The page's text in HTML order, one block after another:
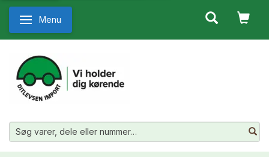
Skifte navigation
Menu